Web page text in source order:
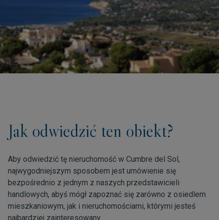
Jak odwiedzić ten obiekt?
Aby odwiedzić tę nieruchomość w Cumbre del Sol,
najwygodniejszym sposobem jest umówienie się
bezpośrednio z jednym z naszych przedstawicieli
handlowych, abyś mógł zapoznać się zarówno z osiedlem
mieszkaniowym, jak i nieruchomościami, którymi jesteś
najbardziej zainteresowany.